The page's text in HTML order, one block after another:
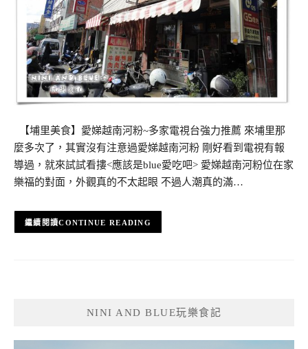
【埔里美食】愛娣越南河粉~多家電視台強力推薦 來埔里那
麼多次了，其實沒有注意過愛娣越南河粉 剛好看到電視有報
導過，就來試試看摟<應該是blue愛吃吧> 愛娣越南河粉位在家
樂福的對面，外觀真的不太起眼 不過人潮真的滿…
CONTINUE READING
NINI AND BLUE玩樂食記